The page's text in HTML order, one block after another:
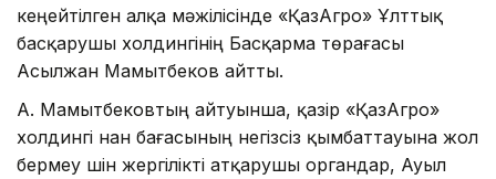
кеңейтілген алқа мәжілісінде «ҚазАгро» Ұлттық
басқарушы холдингінің Басқарма төрағасы
Асылжан Мамытбеков айтты.
А. Мамытбековтың айтуынша, қазір «ҚазАгро»
холдингі нан бағасының негізсіз қымбаттауына жол
бермеу үшін жергілікті атқарушы органдар, Ауыл